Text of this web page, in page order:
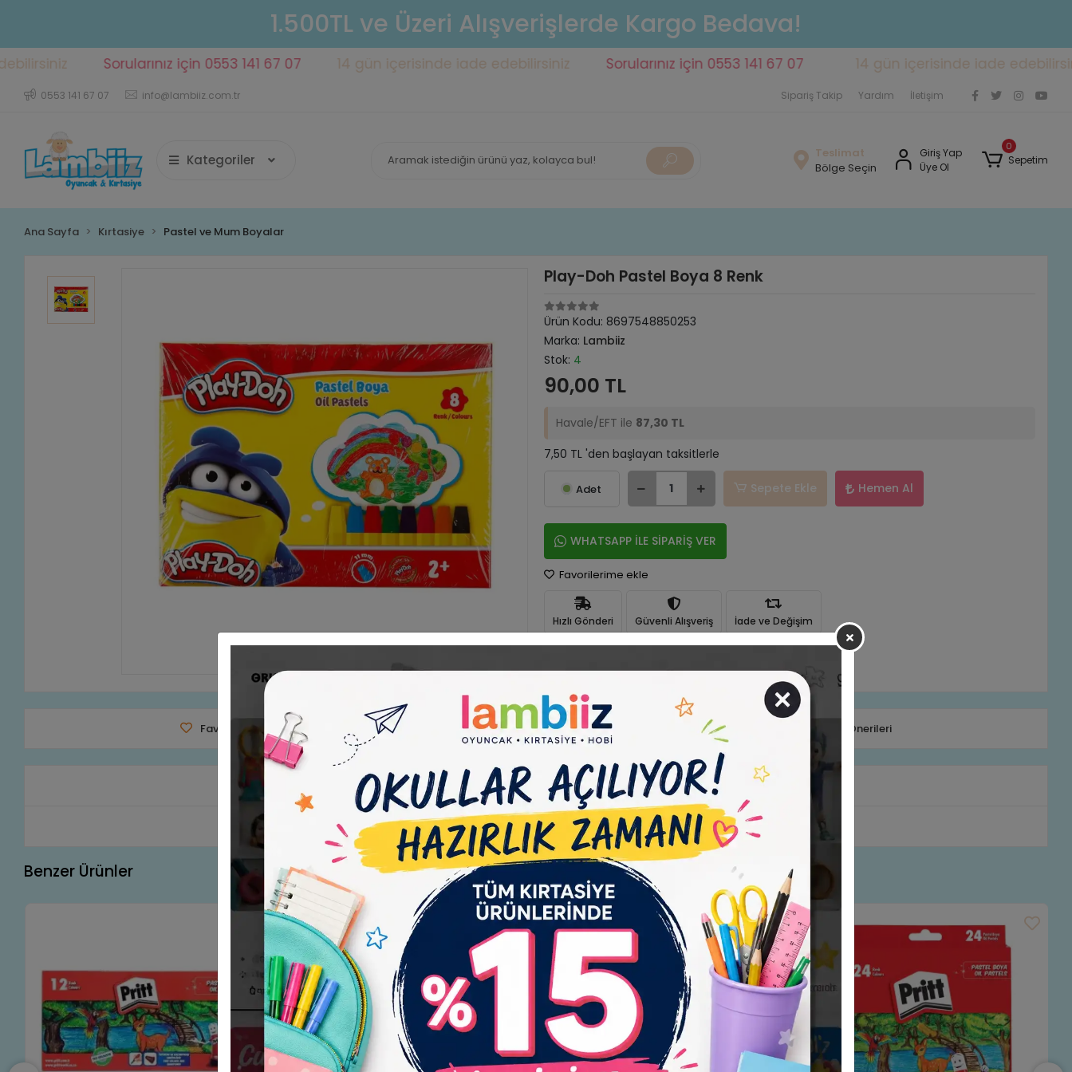
1.500TL ve Üzeri Alışverişlerde Kargo Bedava!
Sorularınız için 0553 141 67 07 14 gün içerisinde iade edebilirsiniz Sorularınız için 0553 141 67 07 14 gün içerisinde iade edebilirsiniz
0553 141 67 07 info@lambiiz.com.tr Sipariş Takip Yardım İletişim
Kategoriler
Teslimat
Bölge Seçin
Giriş Yap
Üye Ol
0
Sepetim
Ana Sayfa Kırtasiye Pastel ve Mum Boyalar
Play-Doh Pastel Boya 8 Renk
Ürün Kodu: 8697548850253
Marka: Lambiiz
Stok: 4
90,00 TL
Havale/EFT ile 87,30 TL
7,50 TL 'den başlayan taksitlerle
Adet Sepete Ekle Hemen Al
WHATSAPP İLE SİPARİŞ VER
Favorilerime ekle
Hızlı Gönderi Güvenli Alışveriş İade ve Değişim
Favorilerime Ekle Tavsiye Et Yorum Yaz Karşılaştır Fiyat Alarmı Telefonla Sipariş Ürün Önerileri
Ürün Açıklaması Garanti ve Teslimat Taksit Seçenekleri Yorumlar
Benzer Ürünler